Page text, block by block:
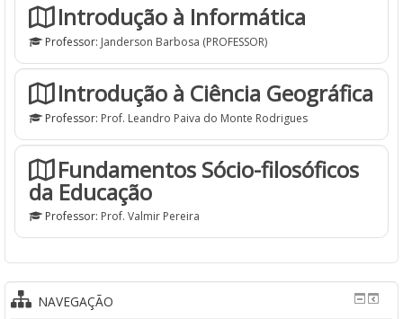
Introdução à Informática
Professor: Janderson Barbosa (PROFESSOR)
Introdução à Ciência Geográfica
Professor: Prof. Leandro Paiva do Monte Rodrigues
Fundamentos Sócio-filosóficos
da Educação
Professor: Prof. Valmir Pereira
NAVEGAÇÃO